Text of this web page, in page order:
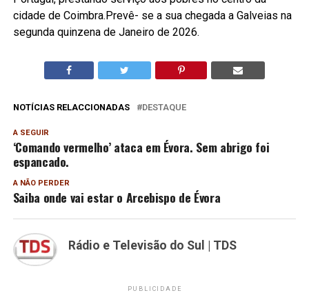
cidade de Coimbra.Prevê- se a sua chegada a Galveias na
segunda quinzena de Janeiro de 2026.
NOTÍCIAS RELACCIONADAS DESTAQUE
A SEGUIR
‘Comando vermelho’ ataca em Évora. Sem abrigo foi
espancado.
A NÃO PERDER
Saiba onde vai estar o Arcebispo de Évora
Rádio e Televisão do Sul | TDS
PUBLICIDADE